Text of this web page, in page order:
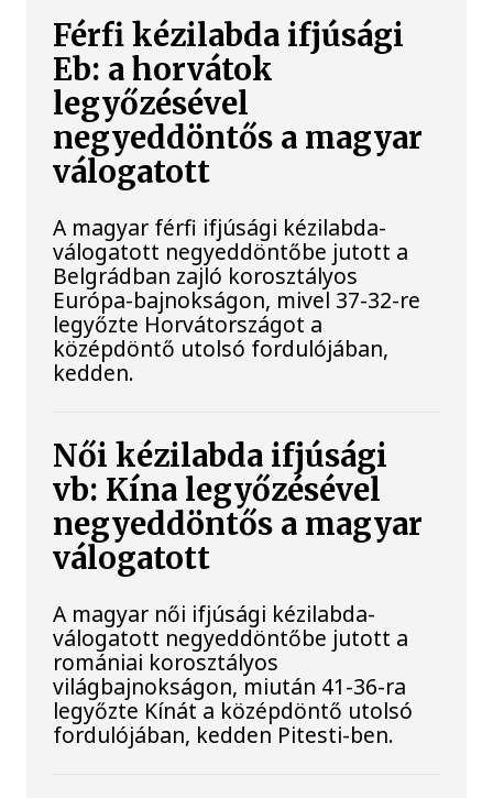
Férfi kézilabda ifjúsági
Eb: a horvátok
legyőzésével
negyeddöntős a magyar
válogatott
A magyar férfi ifjúsági kézilabda-
válogatott negyeddöntőbe jutott a
Belgrádban zajló korosztályos
Európa-bajnokságon, mivel 37-32-re
legyőzte Horvátországot a
középdöntő utolsó fordulójában,
kedden.
Női kézilabda ifjúsági
vb: Kína legyőzésével
negyeddöntős a magyar
válogatott
A magyar női ifjúsági kézilabda-
válogatott negyeddöntőbe jutott a
romániai korosztályos
világbajnokságon, miután 41-36-ra
legyőzte Kínát a középdöntő utolsó
fordulójában, kedden Pitesti-ben.